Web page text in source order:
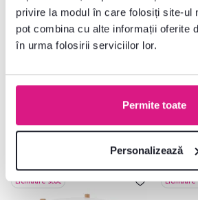
privire la modul în care folosiți site-ul
pot combina cu alte informații oferite
în urma folosirii serviciilor lor.
Permite toate
Personalizează
/ crom, LAMEJ
239 lei
stejar/
Lichidare stoc Lichidare